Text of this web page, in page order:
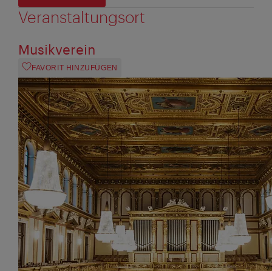
Veranstaltungsort
Musikverein
FAVORIT HINZUFÜGEN